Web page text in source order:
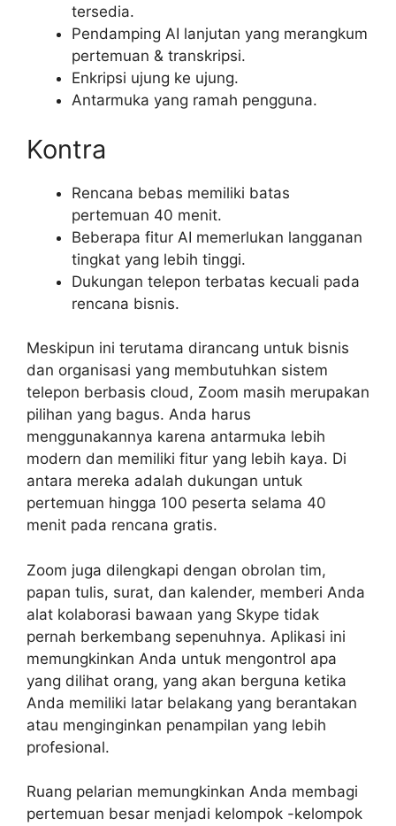
tersedia.
Pendamping AI lanjutan yang merangkum
pertemuan & transkripsi.
Enkripsi ujung ke ujung.
Antarmuka yang ramah pengguna.
Kontra
Rencana bebas memiliki batas
pertemuan 40 menit.
Beberapa fitur AI memerlukan langganan
tingkat yang lebih tinggi.
Dukungan telepon terbatas kecuali pada
rencana bisnis.
Meskipun ini terutama dirancang untuk bisnis
dan organisasi yang membutuhkan sistem
telepon berbasis cloud, Zoom masih merupakan
pilihan yang bagus. Anda harus
menggunakannya karena antarmuka lebih
modern dan memiliki fitur yang lebih kaya. Di
antara mereka adalah dukungan untuk
pertemuan hingga 100 peserta selama 40
menit pada rencana gratis.
Zoom juga dilengkapi dengan obrolan tim,
papan tulis, surat, dan kalender, memberi Anda
alat kolaborasi bawaan yang Skype tidak
pernah berkembang sepenuhnya. Aplikasi ini
memungkinkan Anda untuk mengontrol apa
yang dilihat orang, yang akan berguna ketika
Anda memiliki latar belakang yang berantakan
atau menginginkan penampilan yang lebih
profesional.
Ruang pelarian memungkinkan Anda membagi
pertemuan besar menjadi kelompok -kelompok